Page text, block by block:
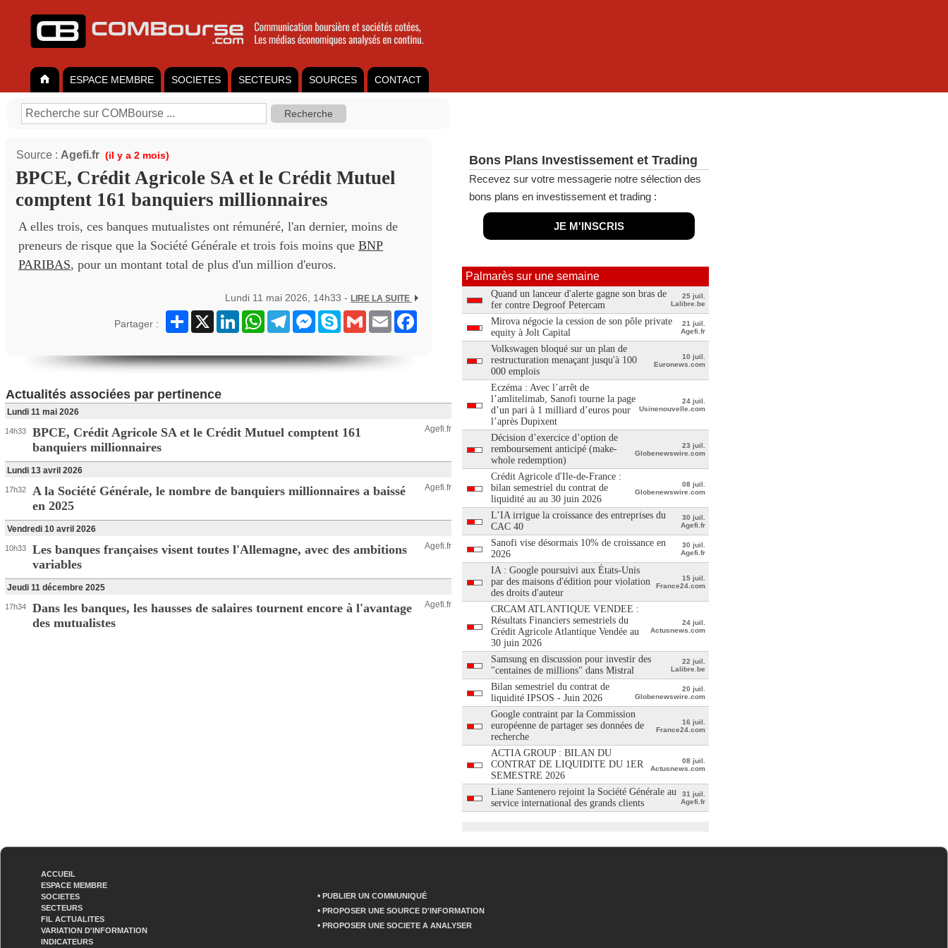
ESPACE MEMBRE SOCIETES SECTEURS SOURCES CONTACT
Source : Agefi.fr (il y a 2 mois)
BPCE, Crédit Agricole SA et le Crédit Mutuel
comptent 161 banquiers millionnaires
A elles trois, ces banques mutualistes ont rémunéré, l'an dernier, moins de
preneurs de risque que la Société Générale et trois fois moins que BNP
PARIBAS, pour un montant total de plus d'un million d'euros.
Lundi 11 mai 2026, 14h33 - LIRE LA SUITE
Partager :
Partager
X LinkedInWhatsAppTelegramMessenger
Skype Gmail Email
Actualités associées par pertinence
Lundi 11 mai 2026
14h33
BPCE, Crédit Agricole SA et le Crédit Mutuel comptent 161
banquiers millionnaires
Agefi.fr
Lundi 13 avril 2026
17h32
A la Société Générale, le nombre de banquiers millionnaires a baissé
en 2025
Agefi.fr
Vendredi 10 avril 2026
10h33
Les banques françaises visent toutes l'Allemagne, avec des ambitions
variables
Agefi.fr
Jeudi 11 décembre 2025
17h34
Dans les banques, les hausses de salaires tournent encore à l'avantage
des mutualistes
Agefi.fr
Bons Plans Investissement et Trading
Recevez sur votre messagerie notre sélection des
bons plans en investissement et trading :
JE M'INSCRIS
Palmarès sur une semaine
Quand un lanceur d'alerte gagne son bras de
fer contre Degroof Petercam
25 juil.
Lalibre.be
Mirova négocie la cession de son pôle private
equity à Jolt Capital
21 juil.
Agefi.fr
Volkswagen bloqué sur un plan de
restructuration menaçant jusqu'à 100
000 emplois
10 juil.
Euronews.com
Eczéma : Avec l’arrêt de
l’amlitelimab, Sanofi tourne la page
d’un pari à 1 milliard d’euros pour
l’après Dupixent
24 juil.
Usinenouvelle.com
Décision d’exercice d’option de
remboursement anticipé (make-
whole redemption)
23 juil.
Globenewswire.com
Crédit Agricole d'Ile-de-France :
bilan semestriel du contrat de
liquidité au au 30 juin 2026
08 juil.
Globenewswire.com
L’IA irrigue la croissance des entreprises du
CAC 40
30 juil.
Agefi.fr
Sanofi vise désormais 10% de croissance en
2026
30 juil.
Agefi.fr
IA : Google poursuivi aux États-Unis
par des maisons d'édition pour violation
des droits d'auteur
15 juil.
France24.com
CRCAM ATLANTIQUE VENDEE :
Résultats Financiers semestriels du
Crédit Agricole Atlantique Vendée au
30 juin 2026
24 juil.
Actusnews.com
Samsung en discussion pour investir des
"centaines de millions" dans Mistral
22 juil.
Lalibre.be
Bilan semestriel du contrat de
liquidité IPSOS - Juin 2026
20 juil.
Globenewswire.com
Google contraint par la Commission
européenne de partager ses données de
recherche
16 juil.
France24.com
ACTIA GROUP : BILAN DU
CONTRAT DE LIQUIDITE DU 1ER
SEMESTRE 2026
08 juil.
Actusnews.com
Liane Santenero rejoint la Société Générale au
service international des grands clients
31 juil.
Agefi.fr
ACCUEIL
ESPACE MEMBRE
SOCIETES
SECTEURS
FIL ACTUALITES
VARIATION D'INFORMATION
INDICATEURS
• PUBLIER UN COMMUNIQUÉ
• PROPOSER UNE SOURCE D'INFORMATION
• PROPOSER UNE SOCIETE A ANALYSER